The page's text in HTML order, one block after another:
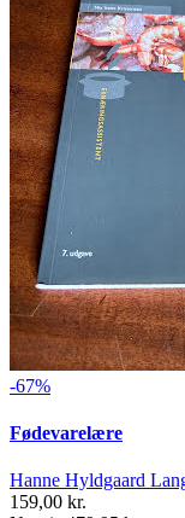
-67%
Fødevarelære
Hanne Hyldgaard
159,00 kr.